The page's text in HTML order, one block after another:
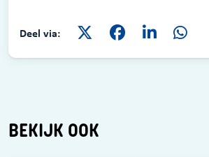
Deel via:
BEKIJK OOK